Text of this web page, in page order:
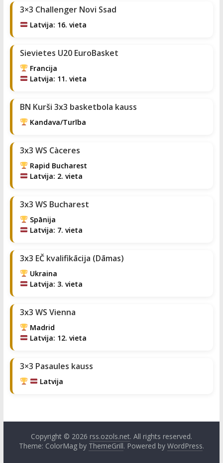
3×3 Challenger Novi Ssad
Latvija: 16. vieta
Sievietes U20 EuroBasket
Francija
Latvija: 11. vieta
BN Kurši 3x3 basketbola kauss
Kandava/Turība
3x3 WS Càceres
Rapid Bucharest
Latvija: 2. vieta
3x3 WS Bucharest
Spānija
Latvija: 7. vieta
3x3 EČ kvalifikācija (Dāmas)
Ukraina
Latvija: 3. vieta
3x3 WS Vienna
Madrid
Latvija: 12. vieta
3×3 Pasaules kauss
Latvija
Copyright © 2026 rss.ozols.net. All rights reserved.
Theme: ColorMag by ThemeGrill. Powered by WordPress.